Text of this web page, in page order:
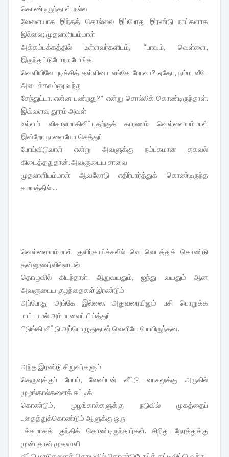
கொண்டிருந்தாள். நல்ல
வேளையாக இந்தத் தொல்லை இப்போது இரண்டு நாட்களாக
இல்லை; முதலாளியம்மாள்
அக்கம்பக்கத்தில் உள்ளவர்களிடம், “பாவம், வெள்ளை,
இருந்துட்டுபோறா போங்க.
வெளியிலே புடிச்சித் தள்ளினா எங்கே போவா? ஏதோ, நம்ம வீடே
அடைக்கலம்னு வந்து
சேந்துட்டா. என்ன பண்றது?” என்று சொல்லிக் கொண்டிருந்தாள்.
இவ்வளவு தூரம் அவள்
உள்ளம் விசாலமாகிவிட்டதற்குக் காரணம் வெள்ளையம்மாள்
இன்றோ நாளையோ செத்துப்
போய்விடுவாள் என்று அவளுக்கு நம்பகமான தகவல்
கிடைத்ததுதான். அவளுடைய சாவை
முதலாளியம்மாள் ஆவலோடு எதிர்பார்த்துக் கொண்டிருந்த
சமயத்தில்....
வெள்ளையம்மாள் குளிர்காய்ச்சலில் வெடவெடத்துக் கொண்டு
தன்னுணர்வில்லாமல்
தொழுவில் கிடந்தாள். ஆறுவயதும், ஐந்து வயதும் ஆன
அவளுடைய குழந்தைகள் இரண்டும்
அப்போது அங்கே இல்லை. அதுவரையிலும் பசி பொறுக்க
மாட்டாமல் அம்மாவைப் பிய்த்துப்
பிடுங்கி விட்டு அப்பொழுதுதான் வெளியே போயிருந்தன.
அந்த இரண்டு சிறுவர்களும்
தெருவுக்குப் போய், வேலப்பன் வீட்டு வாசலுக்கு அருகில்
முழங்கால்களைக் கட்டிக்
கொண்டும், முழங்கால்களுக்கு நடுவில் முகத்தைப்
புதைத்துக்கொண்டும் ஆளுக்கு ஒரு
பக்கமாகக் குந்திக் கொண்டிருந்தார்கள். சிறிது நேரத்துக்கு
முன்புதான் முதலாளி